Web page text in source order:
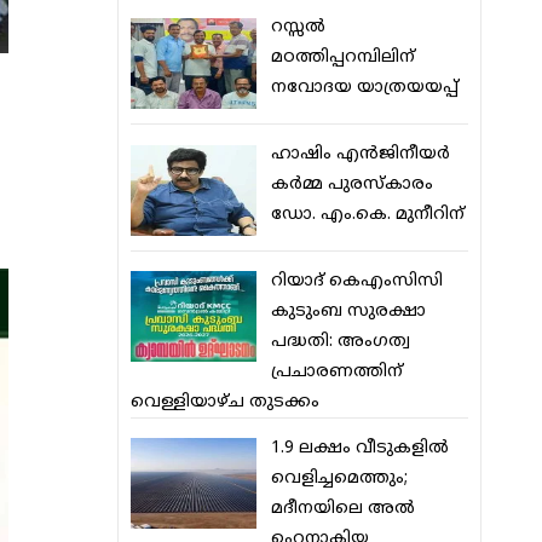
റസ്സല്‍
മഠത്തിപ്പറമ്പിലിന്
നവോദയ യാത്രയയപ്പ്
ഹാഷിം എന്‍ജിനീയര്‍
കര്‍മ്മ പുരസ്‌കാരം
ഡോ. എം.കെ. മുനീറിന്
റിയാദ് കെഎംസിസി
കുടുംബ സുരക്ഷാ
പദ്ധതി: അംഗത്വ
പ്രചാരണത്തിന്
വെള്ളിയാഴ്ച തുടക്കം
1.9 ലക്ഷം വീടുകളില്‍
വെളിച്ചമെത്തും;
മദീനയിലെ അല്‍